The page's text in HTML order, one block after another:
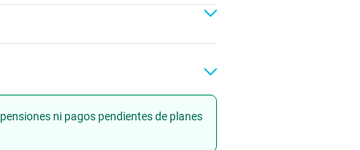
Renovaciónni pagos pendientes de planes